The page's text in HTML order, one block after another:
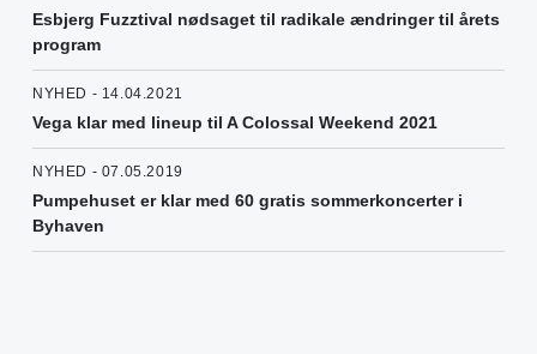
Esbjerg Fuzztival nødsaget til radikale ændringer til årets
program
NYHED - 14.04.2021
Vega klar med lineup til A Colossal Weekend 2021
NYHED - 07.05.2019
Pumpehuset er klar med 60 gratis sommerkoncerter i
Byhaven